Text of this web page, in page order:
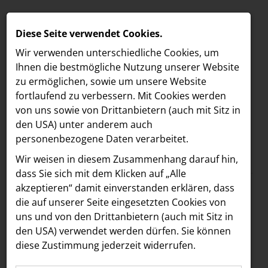
MELDUNGEN
LOEBELL NORDBERG
INNER
aehre
Astoria Artshow
B/S/H Hausgeräte
Meldungen /
Text Bilder
15.07.2025
Jury des Media
Forward Fund sendet
Diese Seite verwendet Cookies.
Wir verwenden unterschiedliche Cookies, um
Ihnen die best­mögliche Nutzung unserer Website
zu ermöglichen, sowie um unsere Website
fortlaufend zu verbessern. Mit Cookies werden
von uns sowie von Drittanbietern (auch mit Sitz in
den USA) unter anderem auch
personenbezogene Daten verarbeitet.
Wir weisen in diesem Zusammenhang darauf hin,
dass Sie sich mit dem Klicken auf „Alle
akzeptieren“ damit ein­ver­standen erklären, dass
die auf unserer Seite eingesetzten Cookies von
uns und von den Drittanbietern (auch mit Sitz in
den USA) verwendet werden dürfen. Sie können
diese Zustimmung jederzeit widerrufen.